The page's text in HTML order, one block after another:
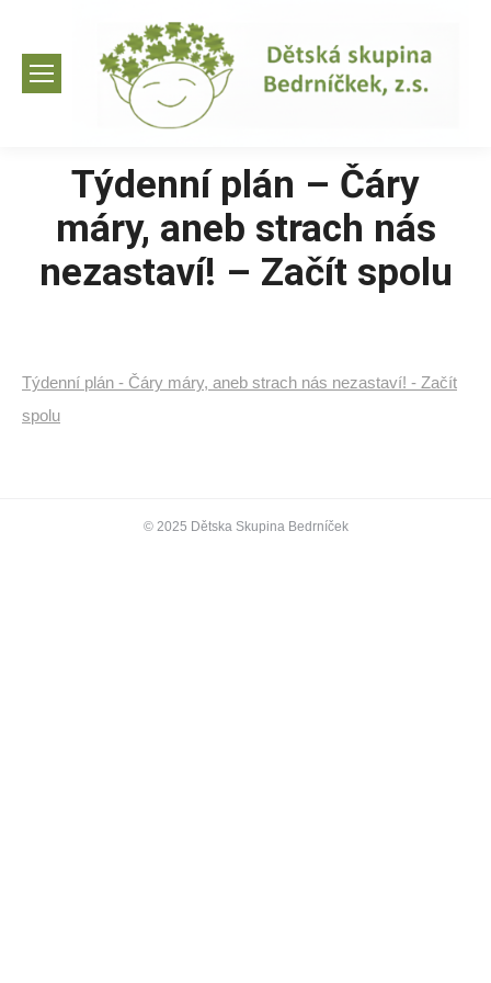
Týdenní plán – Čáry
máry, aneb strach nás
nezastaví! – Začít spolu
Týdenní plán - Čáry máry, aneb strach nás nezastaví! - Začít
spolu
© 2025 Dětska Skupina Bedrníček